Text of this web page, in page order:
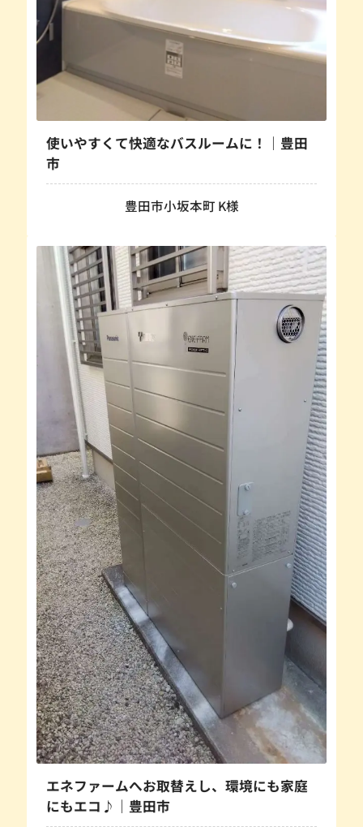
使いやすくて快適なバスルームに！｜豊田
市
豊田市小坂本町 K様
エネファームへお取替えし、環境にも家庭
にもエコ♪｜豊田市